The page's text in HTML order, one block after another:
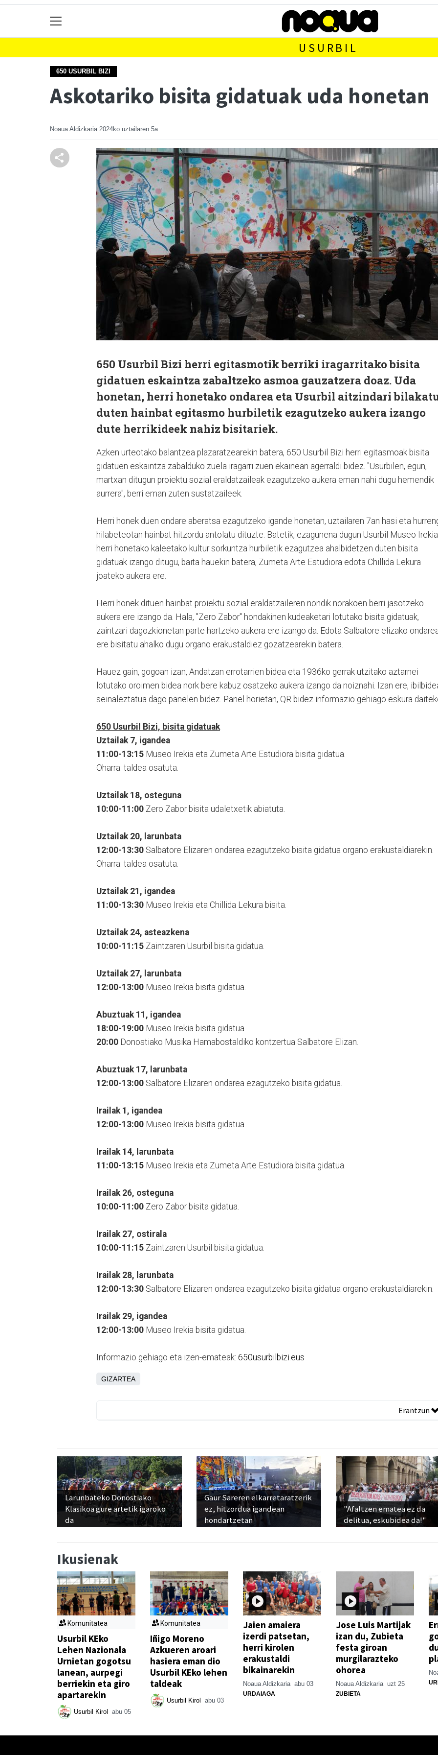
USURBIL
650 USURBIL BIZI
Askotariko bisita gidatuak uda honetan
Noaua Aldizkaria 2024ko uztailaren 5a
650 Usurbil Bizi herri egitasmotik berriki iragarritako bisita
gidatuen eskaintza zabaltzeko asmoa gauzatzera doaz. Uda
honetan, herri honetako ondarea eta Usurbil aitzindari
duten hainbat egitasmo hurbiletik ezagutzeko aukera izango
dute herrikideek nahiz bisitariek.
Azken urteotako balantzea plazaratzearekin batera, 650 Usurbil Bizi herri egitasmoak bisita
gidatuen eskaintza zabalduko zuela iragarri zuen ekainean agerraldi bidez. "Usurbilen, egun,
martxan ditugun proiektu sozial eraldatzaileak ezagutzeko aukera eman nahi dugu hemendik
aurrera", berri eman zuten sustatzaileek.
Herri honek duen ondare aberatsa ezagutzeko igande honetan, uztailaren 7an hasi eta
hilabeteotan hainbat hitzordu antolatu dituzte. Batetik, ezagunena dugun Usurbil Museo
herri honetako kaleetako kultur sorkuntza hurbiletik ezagutzea ahalbidetzen duten bisita
gidatuak izango ditugu, baita hauekin batera, Zumeta Arte Estudiora edota Chillida Lekura
joateko aukera ere.
Herri honek dituen hainbat proiektu sozial eraldatzaileren nondik norakoen berri jasotzeko
aukera ere izango da. Hala, "Zero Zabor" hondakinen kudeaketari lotutako bisita gidatuak,
zaintzari dagozkionetan parte hartzeko aukera ere izango da. Edota Salbatore elizako
ere bisitatu ahalko dugu organo erakustaldiez gozatzearekin batera.
Hauez gain, gogoan izan, Andatzan errotarrien bidea eta 1936ko gerrak utzitako aztarnei
lotutako oroimen bidea nork bere kabuz osatzeko aukera izango da noiznahi. Izan ere,
seinaleztatua dago panelen bidez. Panel horietan, QR bidez informazio gehiago eskura
650 Usurbil Bizi, bisita gidatuak
Uztailak 7, igandea
11:00-13:15 Museo Irekia eta Zumeta Arte Estudiora bisita gidatua.
Oharra: taldea osatuta.
Uztailak 18, osteguna
10:00-11:00 Zero Zabor bisita udaletxetik abiatuta.
Uztailak 20, larunbata
12:00-13:30 Salbatore Elizaren ondarea ezagutzeko bisita gidatua organo erakustaldiarekin.
Oharra: taldea osatuta.
Uztailak 21, igandea
11:00-13:30 Museo Irekia eta Chillida Lekura bisita.
Uztailak 24, asteazkena
10:00-11:15 Zaintzaren Usurbil bisita gidatua.
Uztailak 27, larunbata
12:00-13:00 Museo Irekia bisita gidatua.
Abuztuak 11, igandea
18:00-19:00 Museo Irekia bisita gidatua.
20:00 Donostiako Musika Hamabostaldiko kontzertua Salbatore Elizan.
Abuztuak 17, larunbata
12:00-13:00 Salbatore Elizaren ondarea ezagutzeko bisita gidatua.
Irailak 1, igandea
12:00-13:00 Museo Irekia bisita gidatua.
Irailak 14, larunbata
11:00-13:15 Museo Irekia eta Zumeta Arte Estudiora bisita gidatua.
Irailak 26, osteguna
10:00-11:00 Zero Zabor bisita gidatua.
Irailak 27, ostirala
10:00-11:15 Zaintzaren Usurbil bisita gidatua.
Irailak 28, larunbata
12:00-13:30 Salbatore Elizaren ondarea ezagutzeko bisita gidatua organo erakustaldiarekin.
Irailak 29, igandea
12:00-13:00 Museo Irekia bisita gidatua.
Informazio gehiago eta izen-emateak: 650usurbilbizi.eus
GIZARTEA
Erantzun
Larunbateko Donostiako
Klasikoa gure artetik igaroko
da
Gaur Sareren elkarretaratzerik
ez, hitzordua igandean
hondartzetan
"Afaltzen ematea ez da
delitua, eskubidea da!"
Ikusienak
Komunitatea
Usurbil KEko
Lehen Nazionala
Urnietan gogotsu
lanean, aurpegi
berriekin eta giro
apartarekin
Usurbil Kirol abu 05
Komunitatea
Iñigo Moreno
Azkueren aroari
hasiera eman dio
Usurbil KEko lehen
taldeak
Usurbil Kirol abu 03
Jaien amaiera
izerdi patsetan,
herri kirolen
erakustaldi
bikainarekin
Noaua Aldizkaria abu 03
URDAIAGA
Jose Luis Martijak
izan du, Zubieta
festa giroan
murgilarazteko
ohorea
Noaua Aldizkaria uzt 25
ZUBIETA